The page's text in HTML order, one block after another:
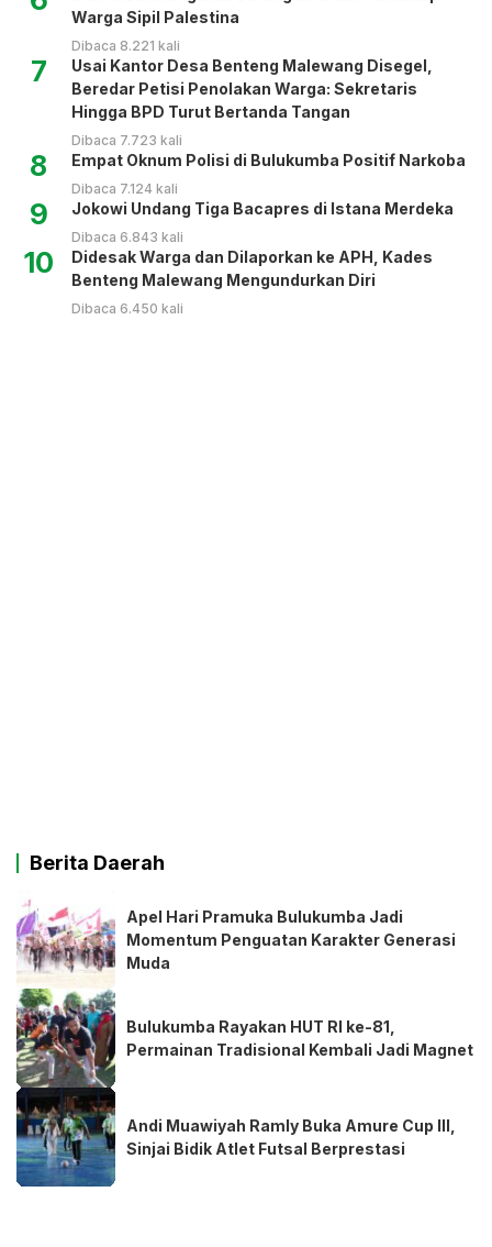
Warga Sipil Palestina
Dibaca 8.221 kali
7
Usai Kantor Desa Benteng Malewang Disegel,
Beredar Petisi Penolakan Warga: Sekretaris
Hingga BPD Turut Bertanda Tangan
Dibaca 7.723 kali
8 Empat Oknum Polisi di Bulukumba Positif Narkoba
Dibaca 7.124 kali
9 Jokowi Undang Tiga Bacapres di Istana Merdeka
Dibaca 6.843 kali
10
Didesak Warga dan Dilaporkan ke APH, Kades
Benteng Malewang Mengundurkan Diri
Dibaca 6.450 kali
Berita Daerah
Apel Hari Pramuka Bulukumba Jadi
Momentum Penguatan Karakter Generasi
Muda
Bulukumba Rayakan HUT RI ke-81,
Permainan Tradisional Kembali Jadi Magnet
Andi Muawiyah Ramly Buka Amure Cup III,
Sinjai Bidik Atlet Futsal Berprestasi